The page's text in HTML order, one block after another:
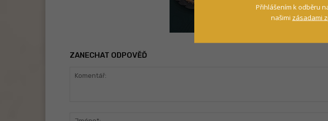
ZANECHAT ODPOVĚĎ
Přihlášením k odběru
našimi zásadami